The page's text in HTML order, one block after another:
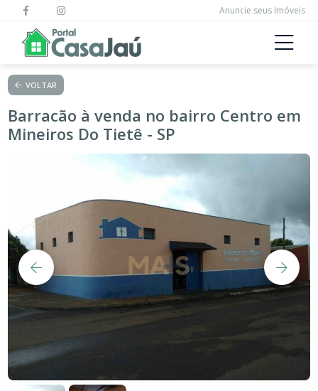
Anuncie seus Imóveis
VOLTAR
Barracão à venda no bairro Centro em
Mineiros Do Tietê - SP